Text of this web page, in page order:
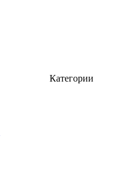
Категории